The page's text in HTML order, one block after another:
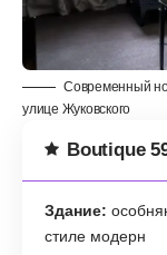
Современный
улице Жуковского
Boutique
Здание:
стиле модерн